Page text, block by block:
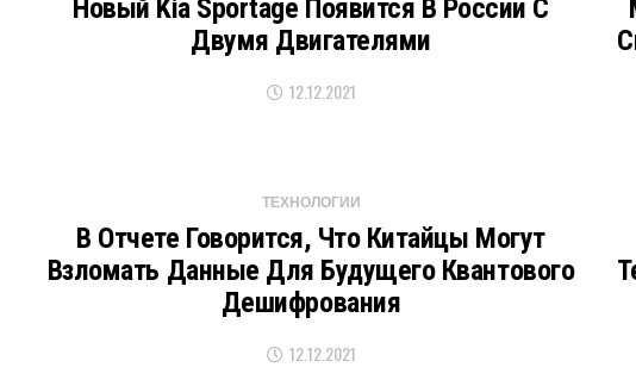
Новый Kia Sportage Появится В России С
Двумя Двигателями
12.12.2021
ТЕХНОЛОГИИ
В Отчете Говорится, Что Китайцы Могут
Взломать Данные Для Будущего Квантового
Дешифрования
12.12.2021